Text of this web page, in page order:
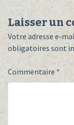
Laisser un
Votre adresse e-
obligatoires sont
Commentaire *